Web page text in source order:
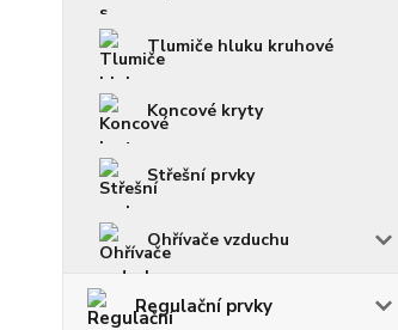
Tlumiče hluku kruhové
Koncové kryty
Střešní prvky
Ohřívače vzduchu
Regulační prvky